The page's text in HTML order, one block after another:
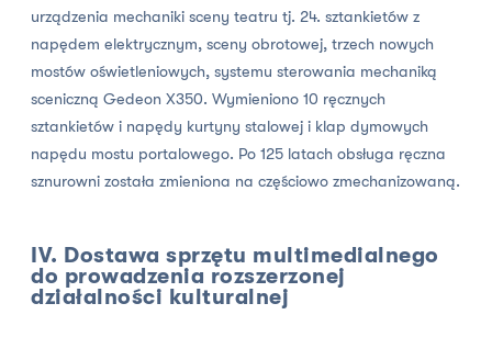
urządzenia mechaniki sceny teatru tj. 24. sztankietów z
napędem elektrycznym, sceny obrotowej, trzech nowych
mostów oświetleniowych, systemu sterowania mechaniką
sceniczną Gedeon X350. Wymieniono 10 ręcznych
sztankietów i napędy kurtyny stalowej i klap dymowych
napędu mostu portalowego. Po 125 latach obsługa ręczna
sznurowni została zmieniona na częściowo zmechanizowaną.
IV. Dostawa sprzętu multimedialnego
do prowadzenia rozszerzonej
działalności kulturalnej